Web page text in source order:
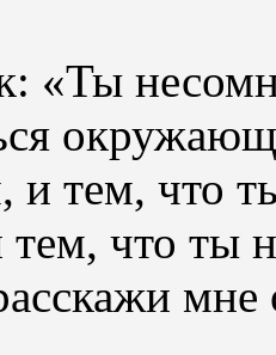
«Ты
и тем, что
что ты
мне